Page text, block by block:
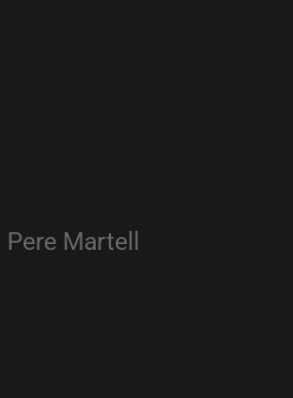
Martell